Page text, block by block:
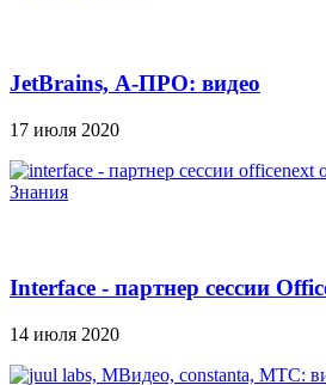
JetBrains, А-ПРО: видео
17 июля 2020
Знания
Interface - партнер сессии
14 июля 2020